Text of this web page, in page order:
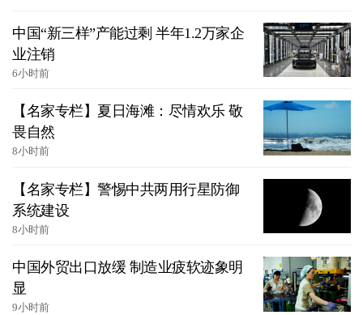
中国“新三样”产能过剩 半年1.2万家企
业注销
6小时前
【名家专栏】夏日海滩：尽情欢乐 敬
畏自然
8小时前
【名家专栏】警惕中共两用行星防御
系统建设
8小时前
中国外贸出口放缓 制造业疲软迹象明
显
9小时前